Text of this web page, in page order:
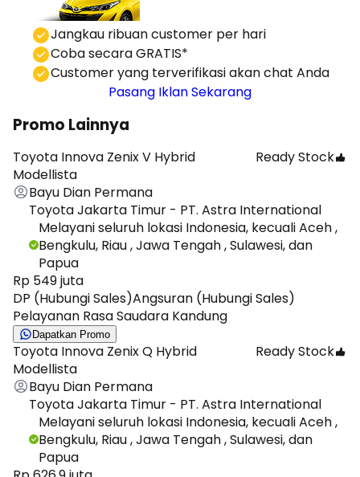
⁠Jangkau ribuan customer per hari
Coba secara GRATIS*
⁠⁠Customer yang terverifikasi akan chat Anda
Pasang Iklan Sekarang
Promo Lainnya
Toyota Innova Zenix V Hybrid
Modellista
Ready Stock
Bayu Dian Permana
Toyota Jakarta Timur - PT. Astra International
Melayani seluruh lokasi Indonesia, kecuali Aceh ,
Bengkulu, Riau , Jawa Tengah , Sulawesi, dan
Papua
Rp 549 juta
DP (Hubungi Sales)Angsuran (Hubungi Sales)
Pelayanan Rasa Saudara Kandung
Dapatkan Promo
Toyota Innova Zenix Q Hybrid
Modellista
Ready Stock
Bayu Dian Permana
Toyota Jakarta Timur - PT. Astra International
Melayani seluruh lokasi Indonesia, kecuali Aceh ,
Bengkulu, Riau , Jawa Tengah , Sulawesi, dan
Papua